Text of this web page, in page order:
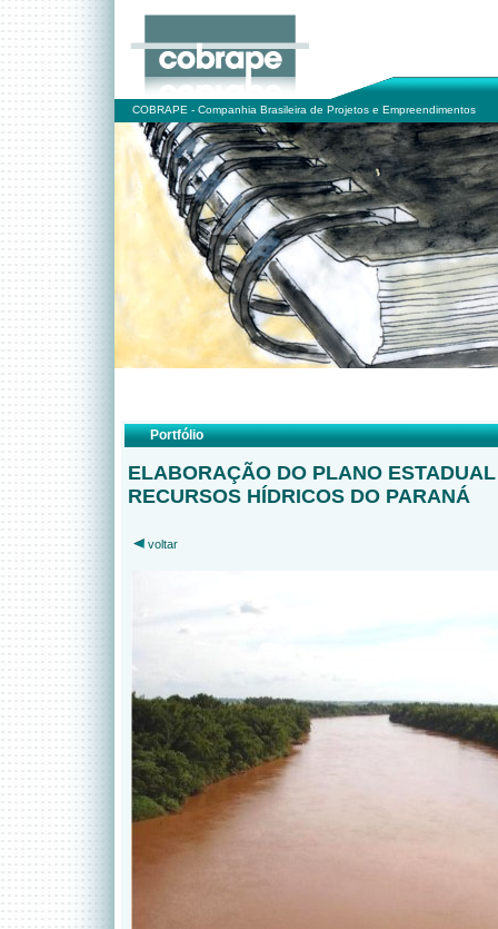
COBRAPE - Companhia Brasileira de Projetos e Empreendimentos
Portfólio
ELABORAÇÃO DO PLANO
RECURSOS HÍDRICOS DO PARANÁ
voltar